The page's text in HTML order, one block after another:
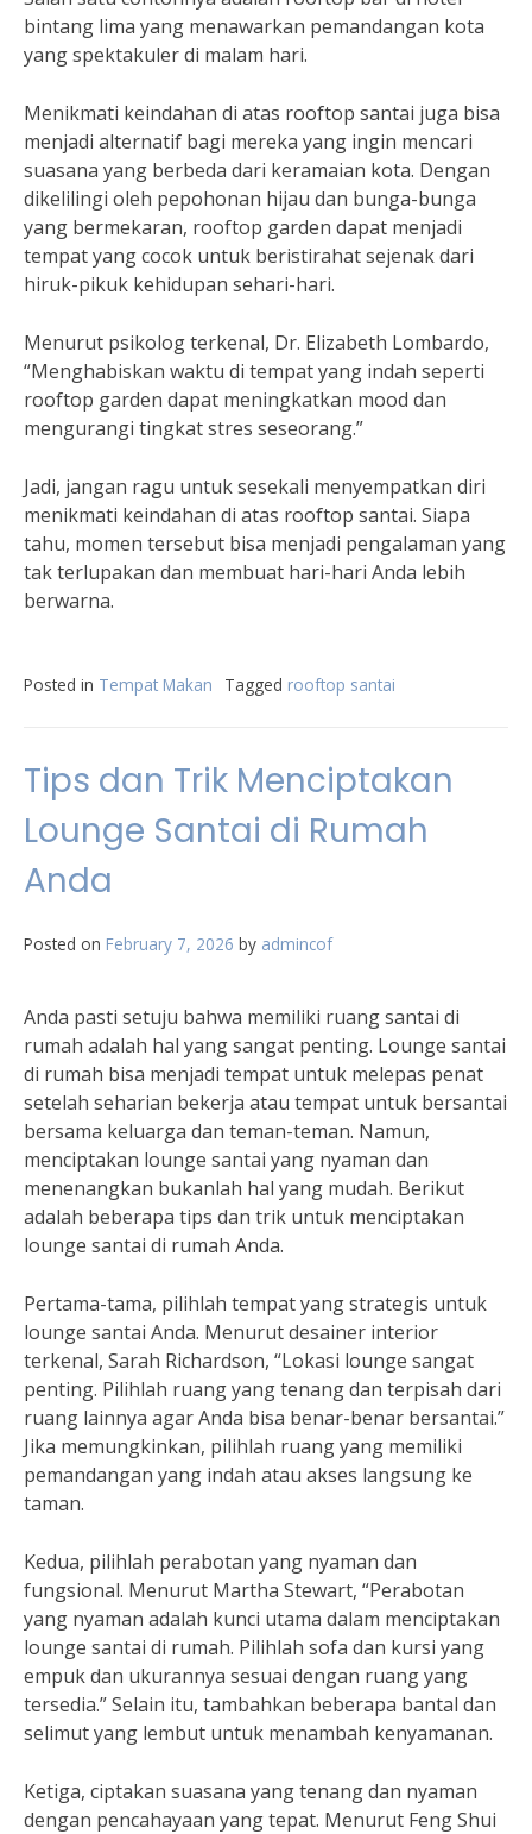
bintang lima yang menawarkan pemandangan kota
yang spektakuler di malam hari.
Menikmati keindahan di atas rooftop santai juga bisa
menjadi alternatif bagi mereka yang ingin mencari
suasana yang berbeda dari keramaian kota. Dengan
dikelilingi oleh pepohonan hijau dan bunga-bunga
yang bermekaran, rooftop garden dapat menjadi
tempat yang cocok untuk beristirahat sejenak dari
hiruk-pikuk kehidupan sehari-hari.
Menurut psikolog terkenal, Dr. Elizabeth Lombardo,
“Menghabiskan waktu di tempat yang indah seperti
rooftop garden dapat meningkatkan mood dan
mengurangi tingkat stres seseorang.”
Jadi, jangan ragu untuk sesekali menyempatkan diri
menikmati keindahan di atas rooftop santai. Siapa
tahu, momen tersebut bisa menjadi pengalaman yang
tak terlupakan dan membuat hari-hari Anda lebih
berwarna.
Posted in Tempat Makan Tagged rooftop santai
Tips dan Trik Menciptakan
Lounge Santai di Rumah
Anda
Posted on February 7, 2026 by admincof
Anda pasti setuju bahwa memiliki ruang santai di
rumah adalah hal yang sangat penting. Lounge santai
di rumah bisa menjadi tempat untuk melepas penat
setelah seharian bekerja atau tempat untuk bersantai
bersama keluarga dan teman-teman. Namun,
menciptakan lounge santai yang nyaman dan
menenangkan bukanlah hal yang mudah. Berikut
adalah beberapa tips dan trik untuk menciptakan
lounge santai di rumah Anda.
Pertama-tama, pilihlah tempat yang strategis untuk
lounge santai Anda. Menurut desainer interior
terkenal, Sarah Richardson, “Lokasi lounge sangat
penting. Pilihlah ruang yang tenang dan terpisah dari
ruang lainnya agar Anda bisa benar-benar bersantai.”
Jika memungkinkan, pilihlah ruang yang memiliki
pemandangan yang indah atau akses langsung ke
taman.
Kedua, pilihlah perabotan yang nyaman dan
fungsional. Menurut Martha Stewart, “Perabotan
yang nyaman adalah kunci utama dalam menciptakan
lounge santai di rumah. Pilihlah sofa dan kursi yang
empuk dan ukurannya sesuai dengan ruang yang
tersedia.” Selain itu, tambahkan beberapa bantal dan
selimut yang lembut untuk menambah kenyamanan.
Ketiga, ciptakan suasana yang tenang dan nyaman
dengan pencahayaan yang tepat. Menurut Feng Shui